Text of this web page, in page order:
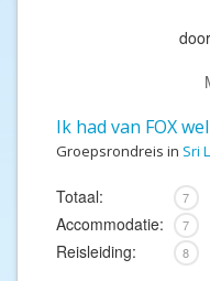
door
Ik had van FOX
Groepsrondreis in Sri
Totaal: 7
Accommodatie: 7
Reisleiding: 8